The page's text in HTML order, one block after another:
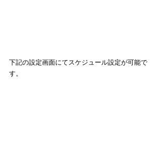
下記の設定画面にてスケジュール設定が可能で
す。